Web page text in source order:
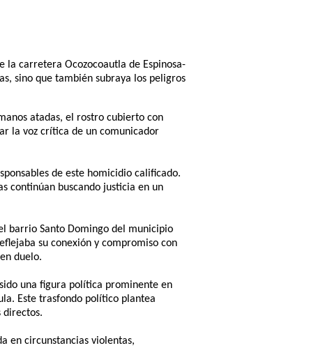
la carretera Ocozocoautla de Espinosa-
sino que también subraya los peligros
atadas, el rostro cubierto con
la voz crítica de un comunicador
de este homicidio calificado.
continúan buscando justicia en un
barrio Santo Domingo del municipio
su conexión y compromiso con
duelo.
una figura política prominente en
Este trasfondo político plantea
directos.
en circunstancias violentas,